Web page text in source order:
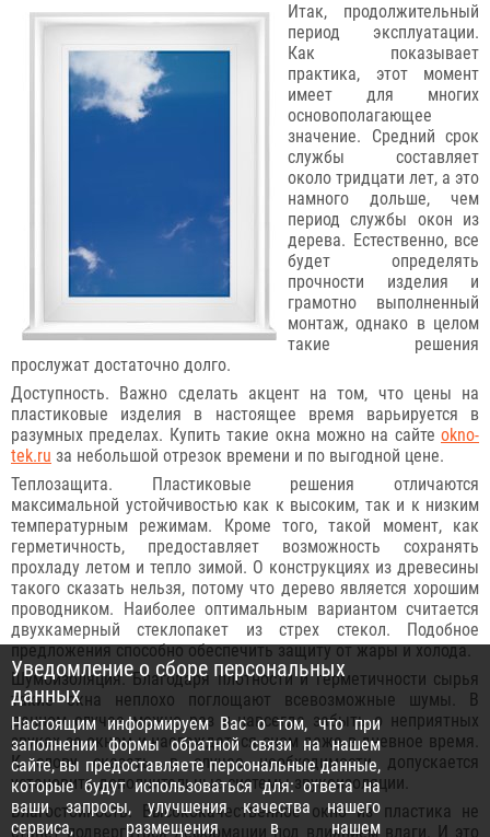
Итак, продолжительный
период эксплуатации.
Как показывает
практика, этот момент
имеет для многих
основополагающее
значение. Средний срок
службы составляет
около тридцати лет, а это
намного дольше, чем
период службы окон из
дерева. Естественно, все
будет определять
прочности изделия и
грамотно выполненный
монтаж, однако в целом
такие решения
прослужат достаточно долго.
Доступность. Важно сделать акцент на том, что цены на
пластиковые изделия в настоящее время варьируется в
разумных пределах. Купить такие окна можно на сайте okno-
tek.ru за небольшой отрезок времени и по выгодной цене.
Теплозащита. Пластиковые решения отличаются
максимальной устойчивостью как к высоким, так и к низким
температурным режимам. Кроме того, такой момент, как
герметичность, предоставляет возможность сохранять
прохладу летом и тепло зимой. О конструкциях из древесины
такого сказать нельзя, потому что дерево является хорошим
проводником. Наиболее оптимальным вариантом считается
двухкамерный стеклопакет из стрех стекол. Подобное
предложения способно обеспечить защиту от жары и холода.
Шумоизоляция. Благодаря плотности и герметичности сырья
такие окна неплохо поглощают всевозможные шумы. В
данном случае можно раз и навсегда забыть о неприятных
звуках за окном и наслаждаться сном даже в дневное время.
К слову сказать, в случае необходимости допускается
установить дополнительные системы звукоизоляции.
Влагостойкость. Высококачественное окно из пластика не
станет подвергаться деформации под влиянием влаги. И это
Уведомление о сборе персональных
данных
Настоящим информируем Вас о том, что при
заполнении формы обратной связи на нашем
сайте, вы предоставляете персональные данные,
которые будут использоваться для: ответа на
ваши запросы, улучшения качества нашего
сервиса, размещения в нашем